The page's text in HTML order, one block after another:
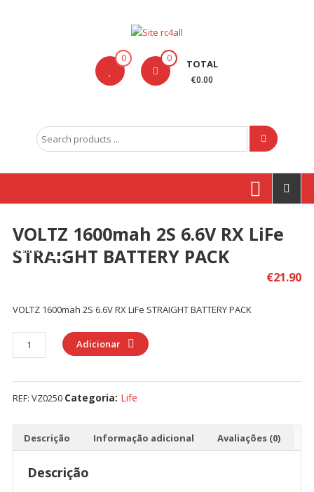
Produtos
Carson
outras
0 0 TOTAL
€0.00
Search
for:
VOLTZ 1600mah 2S 6.6V RX LiFe
STRAIGHT BATTERY PACK
€21.90
VOLTZ 1600mah 2S 6.6V RX LiFe STRAIGHT BATTERY PACK
Quantidade
de
2S
LiFe
STRAIGHT
Adicionar
REF: VZ0250 Categoria: Life
Descrição Informação adicional Avaliações (0)
Descrição